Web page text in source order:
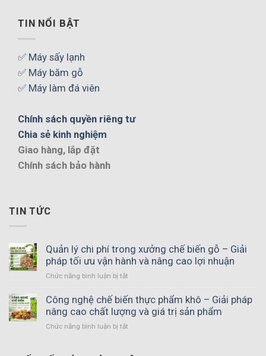
TIN NỔI BẬT
✅ Máy sấy lạnh
✅ Máy băm gỗ
✅ Máy làm đá viên
Chính sách quyền riêng tư
Chia sẻ kinh nghiệm
Giao hàng, lắp đặt
Chính sách bảo hành
TIN TỨC
Quản lý chi phí trong xưởng chế biến gỗ – Giải
pháp tối ưu vận hành và nâng cao lợi nhuận
Chức năng bình luận bị tắt
lý
phí
Công nghệ chế biến thực phẩm khô – Giải pháp
nâng cao chất lượng và giá trị sản phẩm
Chức năng bình luận bị tắt